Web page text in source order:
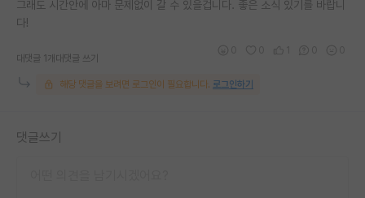
그래도 시간안에 아마 문제없이 갈 수 있을겁니다. 좋은 소식 있기를 바랍니
다!
대댓글 1개 대댓글 쓰기
해당 댓글을 보려면 로그인이 필요합니다. 로그인하기
댓글쓰기